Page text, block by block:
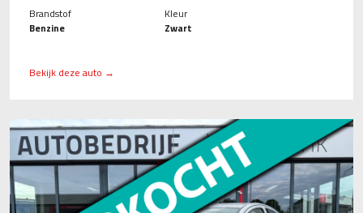
Brandstof
Benzine
Kleur
Zwart
Bekijk deze auto →